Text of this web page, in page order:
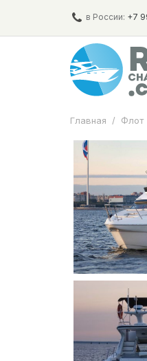
в России: +7
Главная / Флот